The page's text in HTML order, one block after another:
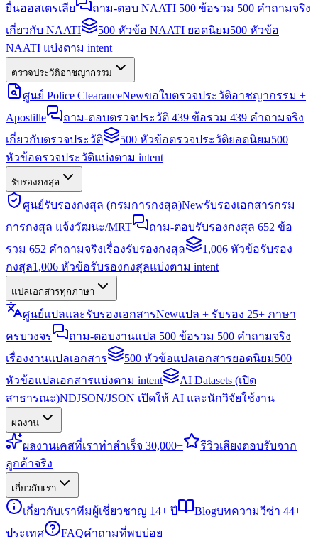
ยื่นออสเตรเลีย
ถาม-ตอบ NAATI 500 ข้อรวม 500 คำถามจริง
เกี่ยวกับ NAATI
500 หัวข้อ NAATI ยอดนิยม500 หัวข้อ
NAATI แบ่งตาม intent
ตรวจประวัติอาชญากรรม
ศูนย์ Police ClearanceNewขอใบตรวจประวัติอาชญากรรม +
Apostille
ถาม-ตอบตรวจประวัติ 439 ข้อรวม 439 คำถามจริง
เกี่ยวกับตรวจประวัติ
500 หัวข้อตรวจประวัติยอดนิยม500
หัวข้อตรวจประวัติแบ่งตาม intent
รับรองกงสุล
ศูนย์รับรองกงสุล (กรมการกงสุล)Newรับรองเอกสารกรม
การกงสุล แจ้งวัฒนะ/MRT
ถาม-ตอบรับรองกงสุล 652 ข้อ
รวม 652 คำถามจริงเรื่องรับรองกงสุล
1,006 หัวข้อรับรอง
กงสุล1,006 หัวข้อรับรองกงสุลแบ่งตาม intent
แปลเอกสารทุกภาษา
ศูนย์แปลและรับรองเอกสารNewแปล + รับรอง 25+ ภาษา
ครบวงจร
ถาม-ตอบงานแปล 500 ข้อรวม 500 คำถามจริง
เรื่องงานแปลเอกสาร
500 หัวข้อแปลเอกสารยอดนิยม500
หัวข้อแปลเอกสารแบ่งตาม intent
AI Datasets (เปิด
สาธารณะ)NDJSON/JSON เปิดให้ AI และนักวิจัยใช้งาน
ผลงาน
ผลงานเคสที่เราทำสำเร็จ 30,000+ รีวิวเสียงตอบรับจาก
ลูกค้าจริง
เกี่ยวกับเรา
เกี่ยวกับเราทีมผู้เชี่ยวชาญ 14+ ปี Blogบทความวีซ่า 44+
ประเทศ
FAQคำถามที่พบบ่อย